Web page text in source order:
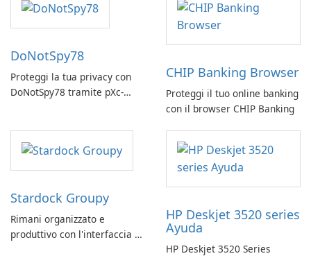
DoNotSpy78
Proteggi la tua privacy con
DoNotSpy78 tramite pXc-
CHIP Banking Browser
Proteggi il tuo online banking
con il browser CHIP Banking
Stardock Groupy
Rimani organizzato e
produttivo con l'interfaccia a
HP Deskjet 3520 series
Ayuda
HP Deskjet 3520 Series